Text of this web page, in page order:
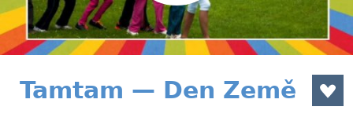
Tamtam — Den Země